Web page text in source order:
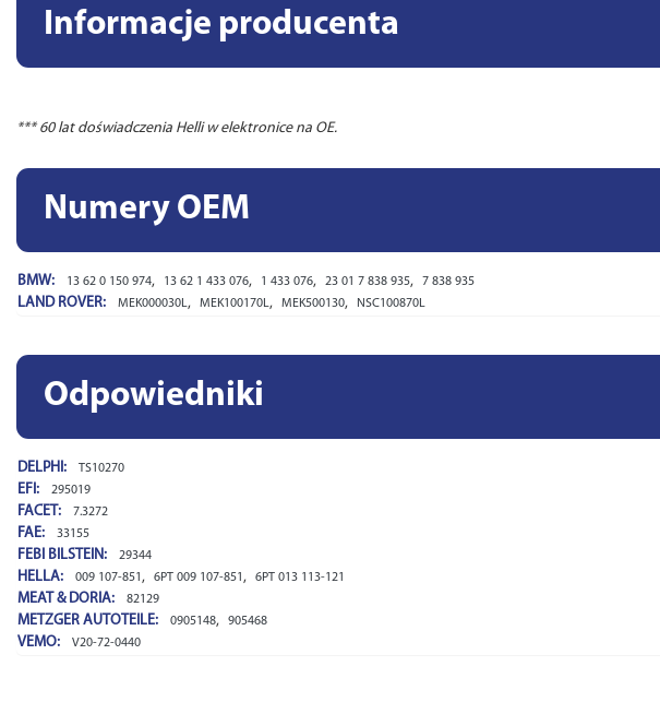
Informacje producenta
*** 60 lat doświadczenia Helli w elektronice na OE.
Numery OEM
BMW: 13 62 0 150 974, 13 62 1 433 076, 1 433 076, 23 01 7 838 935, 7 838 935
LAND ROVER: MEK000030L, MEK100170L, MEK500130, NSC100870L
Odpowiedniki
DELPHI: TS10270
EFI: 295019
FACET: 7.3272
FAE: 33155
FEBI BILSTEIN: 29344
HELLA: 009 107-851 , 6PT 009 107-851 , 6PT 013 113-121
MEAT & DORIA: 82129
METZGER AUTOTEILE: 0905148, 905468
VEMO: V20-72-0440